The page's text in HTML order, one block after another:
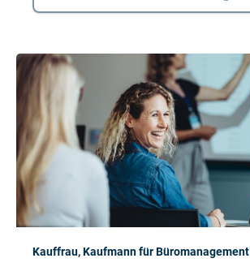
Kauffrau, Kaufmann für